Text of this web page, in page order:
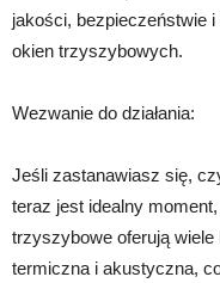
jakości, bezpieczeństwie
okien trzyszybowych.
Wezwanie do działania:
Jeśli zastanawiasz się,
teraz jest idealny
trzyszybowe oferują
termiczna i akustyczna,